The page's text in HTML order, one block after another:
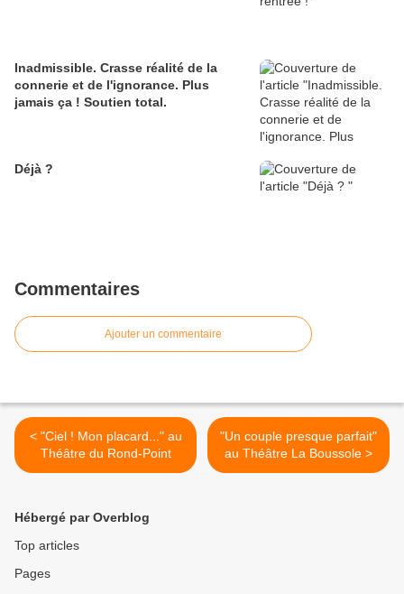
Inadmissible. Crasse réalité de la
connerie et de l'ignorance. Plus
jamais ça ! Soutien total.
Déjà ?
Commentaires
Ajouter un commentaire
< "Ciel ! Mon placard..." au
Théâtre du Rond-Point
"Un couple presque parfait"
au Théâtre La Boussole >
Hébergé par Overblog
Top articles
Pages